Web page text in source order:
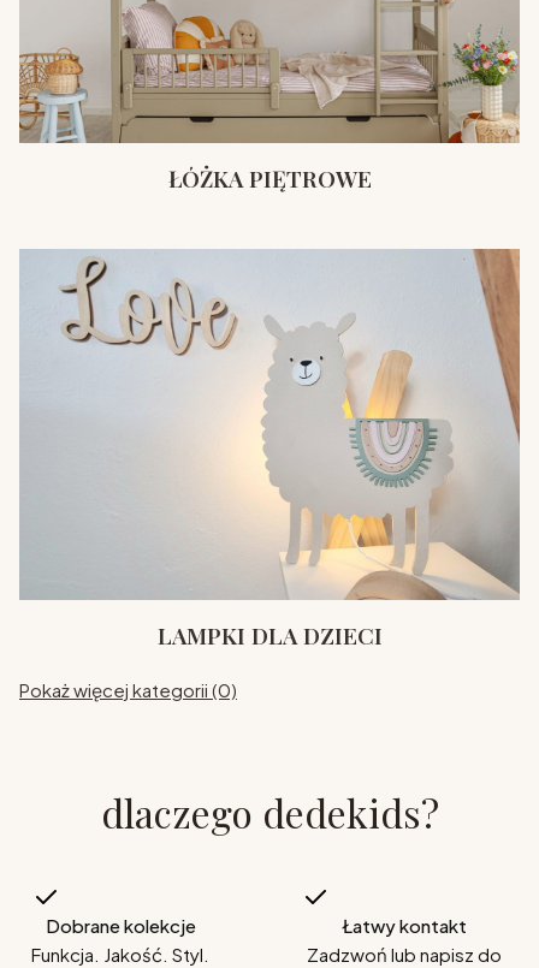
ŁÓŻKA PIĘTROWE
LAMPKI DLA DZIECI
Pokaż więcej kategorii (0)
dlaczego dedekids?
Dobrane kolekcje
Funkcja. Jakość. Styl.
Łatwy kontakt
Zadzwoń lub napisz do